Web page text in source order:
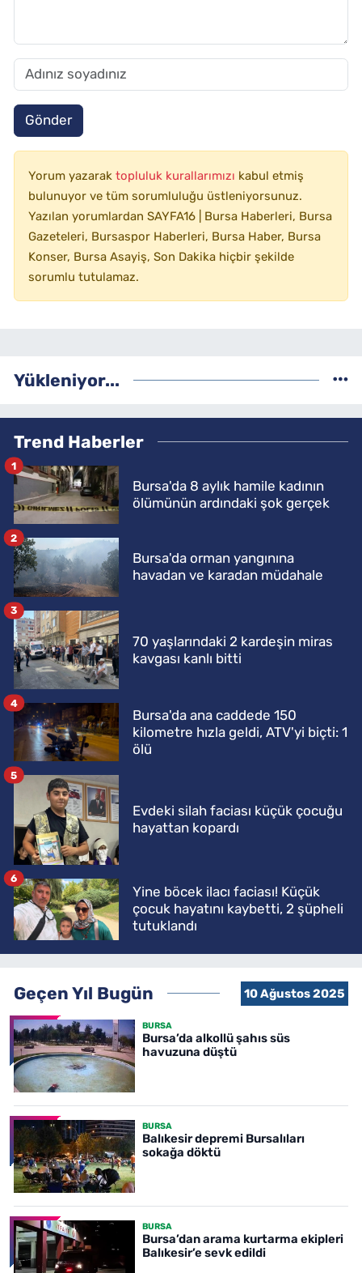
Gönder
Yorum yazarak topluluk kurallarımızı kabul etmiş
bulunuyor ve tüm sorumluluğu üstleniyorsunuz.
Yazılan yorumlardan SAYFA16 | Bursa Haberleri, Bursa
Gazeteleri, Bursaspor Haberleri, Bursa Haber, Bursa
Konser, Bursa Asayiş, Son Dakika hiçbir şekilde
sorumlu tutulamaz.
Yükleniyor...
Trend Haberler
Bursa'da 8 aylık hamile kadının
ölümünün ardındaki şok gerçek
1
Bursa'da orman yangınına
havadan ve karadan müdahale
2
70 yaşlarındaki 2 kardeşin miras
kavgası kanlı bitti
3
Bursa'da ana caddede 150
kilometre hızla geldi, ATV'yi biçti: 1
ölü
4
Evdeki silah faciası küçük çocuğu
hayattan kopardı
5
Yine böcek ilacı faciası! Küçük
çocuk hayatını kaybetti, 2 şüpheli
tutuklandı
6
Geçen Yıl Bugün 10 Ağustos 2025
BURSA
Bursa’da alkollü şahıs süs
havuzuna düştü
BURSA
Balıkesir depremi Bursalıları
sokağa döktü
BURSA
Bursa’dan arama kurtarma ekipleri
Balıkesir’e sevk edildi